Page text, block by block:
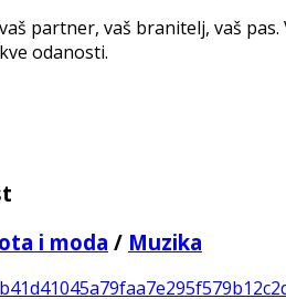
partner, vaš branitelj, vaš
odanosti.
i moda / Muzika